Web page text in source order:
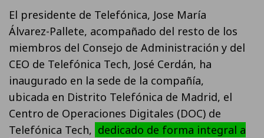
El presidente de Telefónica, Jose María
Álvarez-Pallete, acompañado del resto de los
miembros del Consejo de Administración y del
CEO de Telefónica Tech, José Cerdán, ha
inaugurado en la sede de la compañía,
ubicada en Distrito Telefónica de Madrid, el
Centro de Operaciones Digitales (DOC) de
Telefónica Tech, dedicado de forma integral a